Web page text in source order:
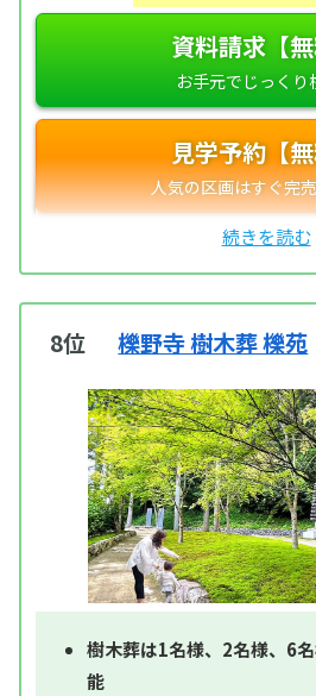
資料請求【無
見学予約【無
8位 櫟野寺 樹木葬 櫟苑
樹木葬は1名様、2名様、6
能